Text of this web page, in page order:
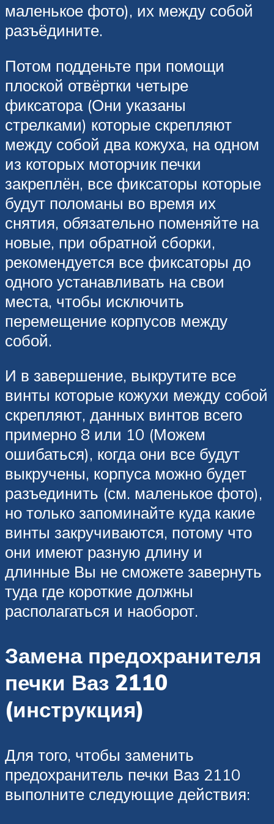
маленькое фото), их между собой
разъёдините.
Потом подденьте при помощи
плоской отвёртки четыре
фиксатора (Они указаны
стрелками) которые скрепляют
между собой два кожуха, на одном
из которых моторчик печки
закреплён, все фиксаторы которые
будут поломаны во время их
снятия, обязательно поменяйте на
новые, при обратной сборки,
рекомендуется все фиксаторы до
одного устанавливать на свои
места, чтобы исключить
перемещение корпусов между
собой.
И в завершение, выкрутите все
винты которые кожухи между собой
скрепляют, данных винтов всего
примерно 8 или 10 (Можем
ошибаться), когда они все будут
выкручены, корпуса можно будет
разъединить (см. маленькое фото),
но только запоминайте куда какие
винты закручиваются, потому что
они имеют разную длину и
длинные Вы не сможете завернуть
туда где короткие должны
располагаться и наоборот.
Замена предохранителя
печки Ваз 2110
(инструкция)
Для того, чтобы заменить
предохранитель печки Ваз 2110
выполните следующие действия: